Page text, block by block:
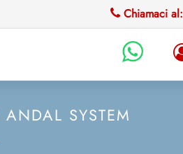
Chiamaci al:
SYSTEM